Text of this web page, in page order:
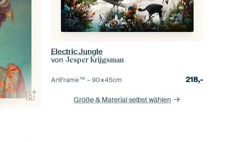
Electric Jungle
von Jesper Krijgsman
ArtFrame™ –90×45cm 218,-
Größe & Material selbst wählen